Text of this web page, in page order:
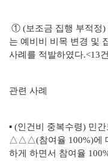
① (보조금 집행 부적정)
는 예비비 비목 변경 및
사례를 적발하였다.<13
관련 사례
▪ (인건비 중복수령) 민
△△△(참여율 100%)에
하게 하면서 참여율